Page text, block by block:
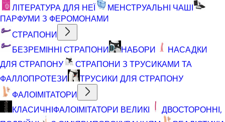
ЛІТЕРАТУРА ДЛЯ НЕЇ
МЕНСТРУАЛЬНІ ЧАШІ
ПАРФУМИ З ФЕРОМОНАМИ
СТРАПОНИ
БЕЗРЕМІННІ СТРАПОНИ
НАБОРИ
НАСАДКИ
ДЛЯ СТРАПОНУ
СТРАПОНИ З ТРУСИКАМИ ТА
ФАЛЛОПРОТЕЗИ
ТРУСИКИ ДЛЯ СТРАПОНУ
ФАЛОІМІТАТОРИ
КЛАСИЧНІФАЛОІМІТАТОРИ ВЕЛИКІ
ДВОСТОРОННІ,